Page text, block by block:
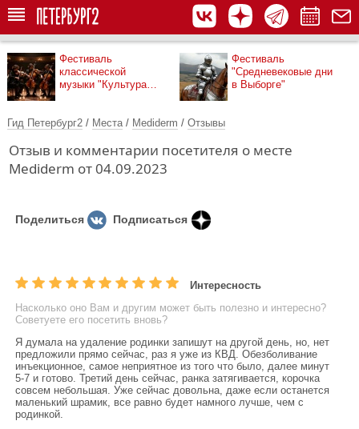
Фестиваль
классической
музыки "Культура
Фестиваль
"Средневековые дни
в Выборге"
Гид Петербург2 / Места / Mediderm / Отзывы
Отзыв и комментарии посетителя о месте
Mediderm от 04.09.2023
Поделиться Подписаться
Интересность
Насколько оно Вам и другим может быть полезно и интересно?
Советуете его посетить вновь?
Я думала на удаление родинки запишут на другой день, но, нет
предложили прямо сейчас, раз я уже из КВД. Обезболивание
инъекционное, самое неприятное из того что было, далее минут
5-7 и готово. Третий день сейчас, ранка затягивается, корочка
совсем небольшая. Уже сейчас довольна, даже если останется
маленький шрамик, все равно будет намного лучше, чем с
родинкой.